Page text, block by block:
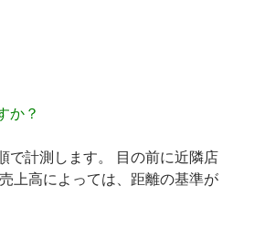
か？
で計測します。 目の前に近隣店
上高によっては、距離の基準が